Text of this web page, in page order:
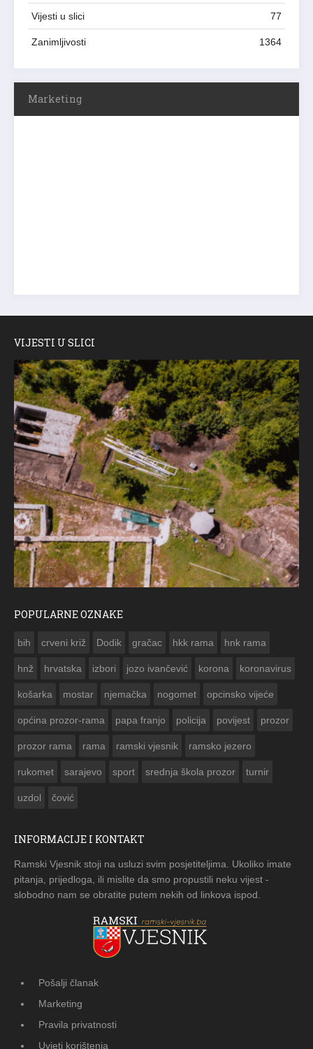
Vijesti u slici 77
Zanimljivosti 1364
Marketing
VIJESTI U SLICI
POPULARNE OZNAKE
bih crveni križ Dodik gračac hkk rama hnk rama
hnž hrvatska izbori jozo ivančević korona koronavirus
košarka mostar njemačka nogomet opcinsko vijeće
općina prozor-rama papa franjo policija povijest prozor
prozor rama rama ramski vjesnik ramsko jezero
rukomet sarajevo sport srednja škola prozor turnir
uzdol čović
INFORMACIJE I KONTAKT
Ramski Vjesnik stoji na usluzi svim posjetiteljima. Ukoliko imate
pitanja, prijedloga, ili mislite da smo propustili neku vijest -
slobodno nam se obratite putem nekih od linkova ispod.
Pošalji članak
Marketing
Pravila privatnosti